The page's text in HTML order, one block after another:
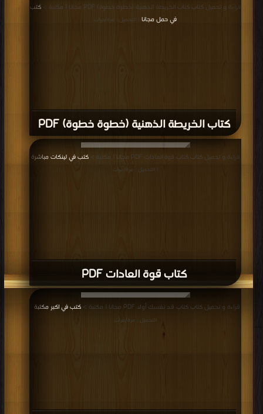
كتاب الخريطة الذهنية (خطوة خطوة) PDF
قراءة و تحميل كتاب كتاب الخريطة الذهنية (خطوة خطوة) PDF مجانا | مكتبة >
كتب
في حمل مجانا | التحميل : مرة/مرات
كتاب قوة العادات PDF
قراءة و تحميل كتاب كتاب قوة العادات PDF مجانا | مكتبة > كتب في لينكات مباشرة
| التحميل : مرة/مرات
قراءة و تحميل كتاب كتاب قد نفسك أولا PDF مجانا | مكتبة > كتب في اكبر مكتبة
التحميل : مرة/مرات